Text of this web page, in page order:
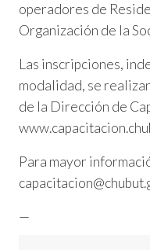
operadores de
Organización de la
Las inscripciones,
modalidad, se
de la Dirección de
Para mayor
—